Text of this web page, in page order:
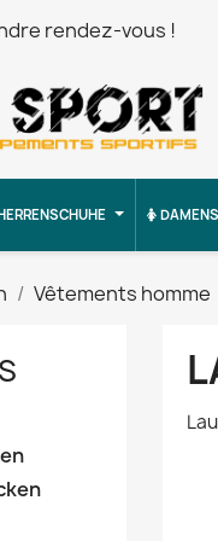
rendez-vous !
Vêtements homme